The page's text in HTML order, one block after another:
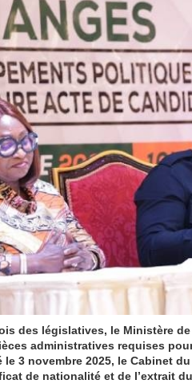
des législatives, le Ministère
administratives requises
3 novembre 2025, le Cabinet
de nationalité et de l’extrait